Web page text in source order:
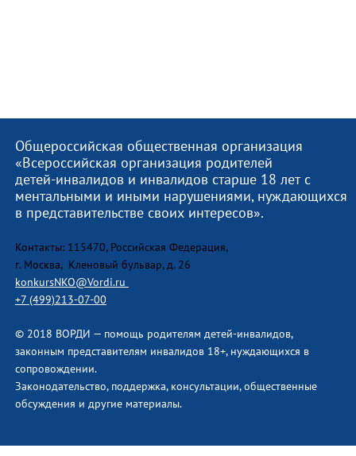
Общероссийская общественная организация
«Всероссийская организация родителей
детей-инвалидов и инвалидов старше 18 лет с
ментальными и иными нарушениями, нуждающихся
в представительстве своих интересов».
Контакты: 115470, Российская Федерация,
г. Москва, Кленовый бульвар, д. 26
konkursNKO@Vordi.ru
+7 (499)213-07-00
© 2018 ВОРДИ — помощь родителям детей-инвалидов,
законным представителям инвалидов 18+, нуждающихся в
сопровождении.
Законодательство, поддержка, консультации, общественные
обсуждения и другие материалы.